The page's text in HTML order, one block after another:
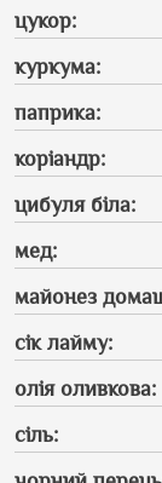
цукор:
куркума:
паприка:
коріандр:
цибуля біла:
мед:
майонез
сік лайму:
олія оливкова:
сіль: